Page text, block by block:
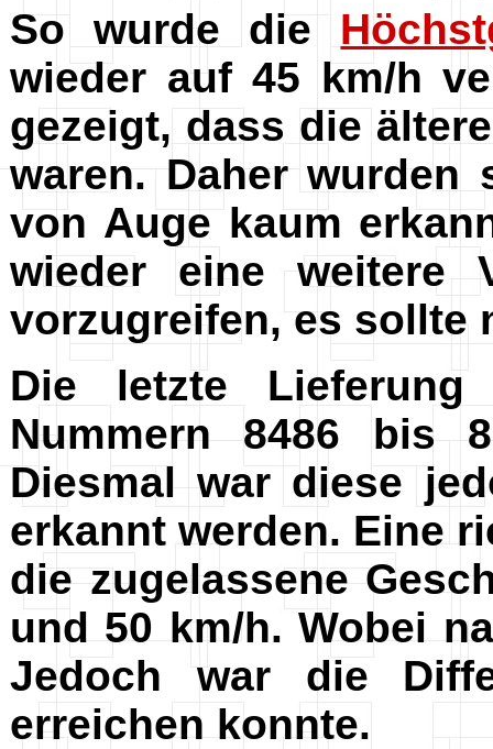
So wurde die
wieder auf 45 km/h
gezeigt, dass die
waren. Daher wurden
von Auge kaum
wieder eine weitere
vorzugreifen, es sollte
Die letzte
Nummern 8486 bis
Diesmal war diese
erkannt werden. Eine
die zugelassene
und 50 km/h. Wobei
Jedoch war die
erreichen konnte.